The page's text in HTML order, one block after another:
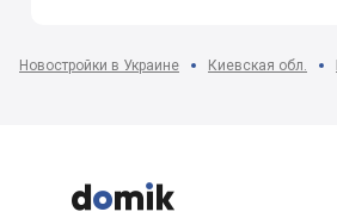
Новостройки в Украине Киевская обл.


